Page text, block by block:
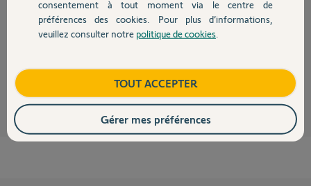
Contact
Essayez de faire un reset pour resynchroniser tout ça.
https://www.somfy.fr/assistance/videos/domotique/tahoma#v...
consentement à tout moment via le centre de
préférences des cookies. Pour plus d’informations,
veuillez consulter notre politique de cookies
TOUT ACCEPTER
Gérer mes préférences